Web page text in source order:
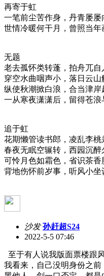
再寄于虹
一笔前尘苦作身，丹青屡屡
世情冷暖何干月，曾照当年
无题
老去孤怀类转蓬，拍舟兀自
穿空水曲咽声小，落日云山
纵使秋潮掀白浪，合当津岸
一从寒夜潇潇后，留得苍浪
追于虹
花期懒管读书郎，凌乱李桃
春夜无眠空辗转，西园沉醉
可怜月色如霜色，省识茶香
背地伤怀前岁事，听风小坐
沙发 孙赶超S24
2022-5-5 07:46
至于有人说我版面票楼跟
我看来，自己没明身份之